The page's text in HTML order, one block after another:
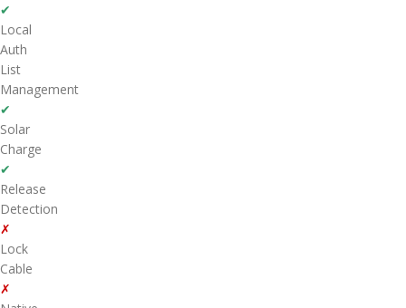
✔
Local
Auth
List
Management
✔
Solar
Charge
✔
Release
Detection
✗
Lock
Cable
✗